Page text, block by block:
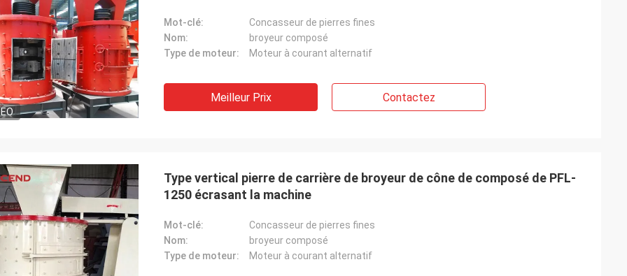
Mot-clé:
Concasseur de pierres fines
Nom:
broyeur composé
Type de moteur:
Moteur à courant alternatif
Meilleur Prix Contactez
Type vertical pierre de carrière de broyeur de cône de composé de PFL-
1250 écrasant la machine
Mot-clé:
Concasseur de pierres fines
Nom:
broyeur composé
Type de moteur:
Moteur à courant alternatif